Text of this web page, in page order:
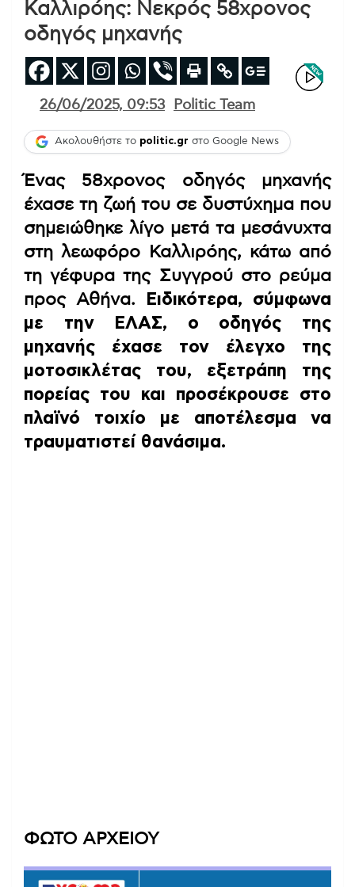
Καλλιρόης: Νεκρός 58χρονος
οδηγός μηχανής
26/06/2025, 09:53 Politic Team
Ακολουθήστε το politic.gr στο Google News
Ένας 58χρονος οδηγός μηχανής
έχασε τη ζωή του σε δυστύχημα που
σημειώθηκε λίγο μετά τα μεσάνυχτα
στη λεωφόρο Καλλιρόης, κάτω από
τη γέφυρα της Συγγρού στο ρεύμα
προς Αθήνα.
Ειδικότερα, σύμφωνα
με την ΕΛΑΣ, ο οδηγός της
μηχανής έχασε τον έλεγχο της
μοτοσικλέτας του, εξετράπη της
πορείας του και προσέκρουσε στο
πλαϊνό τοιχίο με αποτέλεσμα να
τραυματιστεί θανάσιμα.
ΦΩΤΟ ΑΡΧΕΙΟΥ